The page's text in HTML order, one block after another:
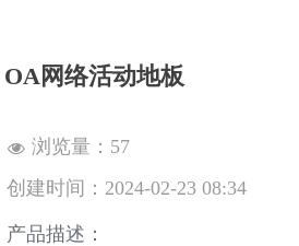
OA网络活动地板
넶 浏览量： 57
创建时间： 2024-02-23 08:34
产品描述：